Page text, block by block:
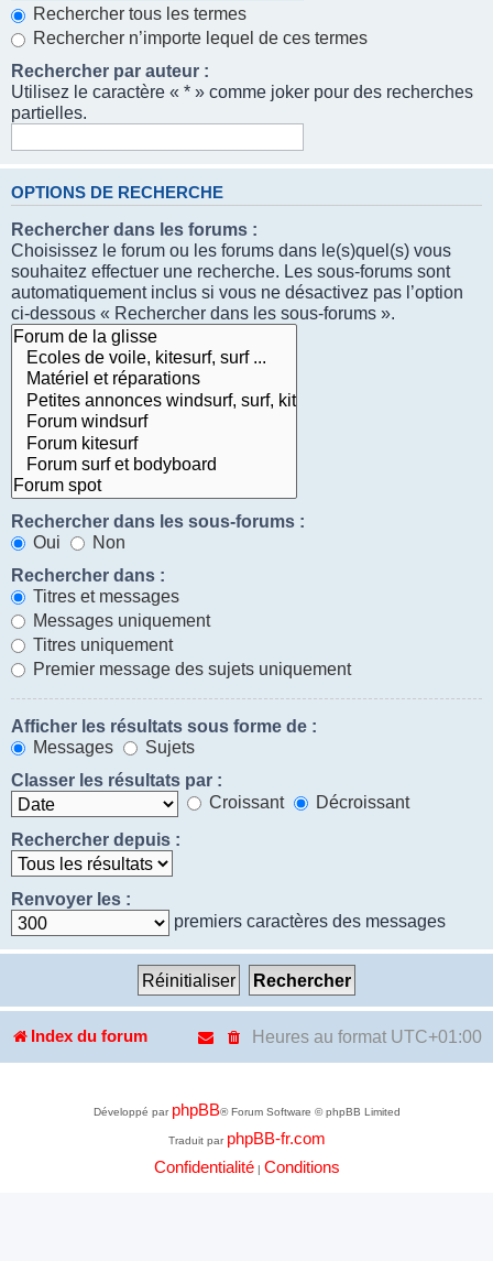
Rechercher tous les termes
Rechercher n’importe lequel de ces termes
Rechercher par auteur :
Utilisez le caractère « * » comme joker pour des recherches
partielles.
OPTIONS DE RECHERCHE
Rechercher dans les forums :
Choisissez le forum ou les forums dans le(s)quel(s) vous
souhaitez effectuer une recherche. Les sous-forums sont
automatiquement inclus si vous ne désactivez pas l’option
ci-dessous « Rechercher dans les sous-forums ».
Rechercher dans les sous-forums :
Oui
Non
Rechercher dans :
Titres et messages
Messages uniquement
Titres uniquement
Premier message des sujets uniquement
Afficher les résultats sous forme de :
Messages
Sujets
Classer les résultats par :
Croissant
Décroissant
Rechercher depuis :
Renvoyer les :
premiers caractères des messages
Index du forum Heures au format UTC+01:00
Développé par phpBB® Forum Software © phpBB Limited
Traduit par phpBB-fr.com
Confidentialité| Conditions